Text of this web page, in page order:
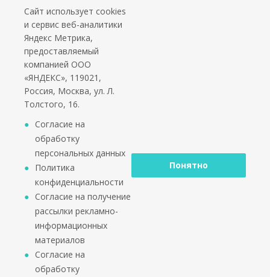
Подпишитесь на еженедельный новостной бюллетень и получайте наши
лучшие материалы каждую пятницу!
Социальные сети
*работаем только с юридическими лицами и ИП
2002 - 2026 © PuntoGroup - производитель городской
мебели.
Производитель имеет право вносить изменения в
техническую документацию с минимальными
изменениями во внешнем виде продукта.
ООО «Алюдеко-К» ИНН 4401028410 ОГРН
Сайт использует cookies
и сервис веб-аналитики
Яндекс Метрика,
предоставляемый
компанией ООО
«ЯНДЕКС», 119021,
Россия, Москва, ул. Л.
Толстого, 16.
Согласие на
обработку
персональных данных
Политика
конфиденциальности
Согласие на получение
рассылки рекламно-
информационных
материалов
Согласие на
обработку
Понятно